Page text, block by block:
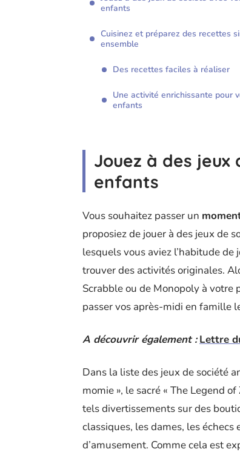
enfants
Cuisinez et préparez des recettes
ensemble
Des recettes faciles à réaliser
Une activité enrichissante pour
enfants
Jouez à des
enfants
Vous souhaitez passer un
proposiez de jouer à des jeux de
lesquels vous aviez l’habitude
trouver des activités originales.
Scrabble ou de Monopoly à
passer vos après-midi en famille
A découvrir également : Lettre
Dans la liste des jeux de société
momie », le sacré « The Legend
tels divertissements sur des
classiques, les dames, les
d’amusement. Comme cela est